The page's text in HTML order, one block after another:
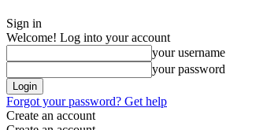
Sign in
Welcome! Log into your account
your username
your password
Forgot your password? Get help
Create an account